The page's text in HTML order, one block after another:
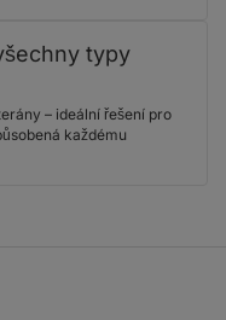
typy
– ideální řešení pro
každému